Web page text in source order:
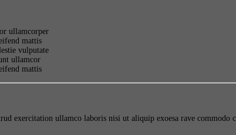
ullamcorper
mattis
vulputate
ullamcor
mattis
exercitation ullamco laboris nisi ut aliquip exoesa rave commodo